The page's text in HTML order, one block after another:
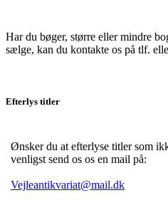
Har du bøger, større eller mindre
sælge, kan du kontakte os på tlf.
Efterlys titler
Ønsker du at efterlyse titler som
venligst send os os en mail på:
Vejleantikvariat@mail.dk